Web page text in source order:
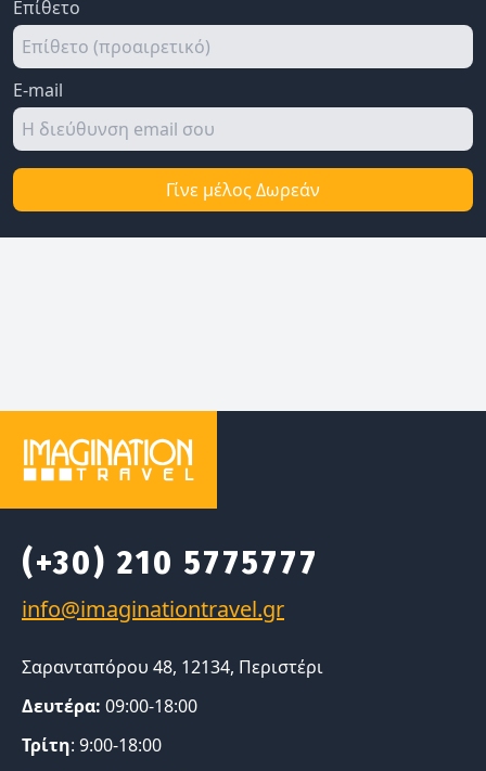
Επίθετο
E-mail
Γίνε μέλος Δωρεάν
(+30) 210 5775777
Σαρανταπόρου 48, 12134, Περιστέρι
Δευτέρα: 09:00-18:00
Τρίτη: 9:00-18:00